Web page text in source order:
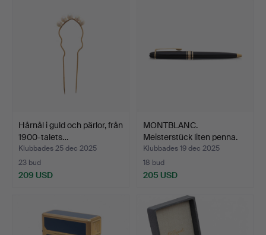
Hårnål i guld och pärlor, från
1900-talets…
Klubbades 25 dec 2025
23 bud
209 USD
MONTBLANC.
Meisterstück liten penna.
Klubbades 19 dec 2025
18 bud
205 USD